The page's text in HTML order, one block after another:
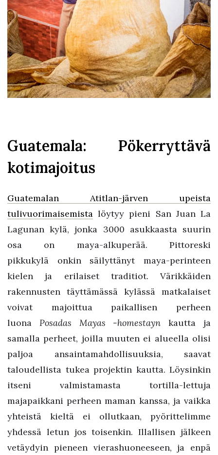
Guatemala: Pökerryttävä
kotimajoitus
Guatemalan Atitlan-järven upeista
tulivuorimaisemista löytyy pieni San Juan La
Lagunan kylä, jonka 3000 asukkaasta suurin
osa on maya-alkuperää. Pittoreski
pikkukylä onkin säilyttänyt maya-perinteen
kielen ja erilaiset traditiot. Värikkäiden
rakennusten täyttämässä kylässä matkalaiset
voivat majoittua paikallisen perheen
luona Posadas Mayas -homestaynkautta ja
samalla perheet, joilla muuten ei alueella olisi
paljoa ansaintamahdollisuuksia, saavat
taloudellista tukea projektin kautta. Löysinkin
itseni valmistamasta tortilla-lettuja
majapaikkani perheen maman kanssa, ja vaikka
yhteistä kieltä ei ollutkaan, pyörittelimme
yhdessä letun jos toisenkin. Illallisen jälkeen
vetäydyin pieneen vierashuoneeseen, ja enpä